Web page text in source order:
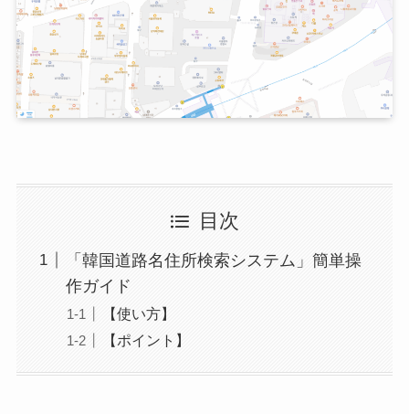
目次
「韓国道路名住所検索システム」簡単操
作ガイド
【使い方】
【ポイント】